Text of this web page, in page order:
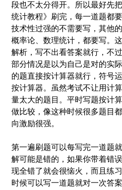
段也不太分得开。所以最好先
统计教程》刷完，每一道题都
技术性过强的不需要写，其他
概率论、数理统计，都要写。
解析，写不出看答案就行，不
部分情况是以为自己是对的实
的题直接按计算器就行，符号
按计算器。虽然考试不让用计
量太大的题目。平时写题按计
做比较，像这种时候很多题目
向激励很强。
第一遍刷题可以每写完一道题
解可能是错的，如果你带着错
现全错了就会很恼火，而且练
时候可以写一道题就对一次答